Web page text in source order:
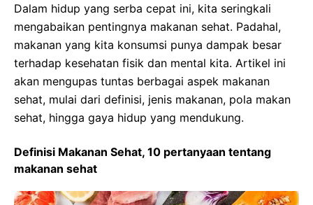
Dalam hidup yang serba cepat ini, kita seringkali
mengabaikan pentingnya makanan sehat. Padahal,
makanan yang kita konsumsi punya dampak besar
terhadap kesehatan fisik dan mental kita. Artikel ini
akan mengupas tuntas berbagai aspek makanan
sehat, mulai dari definisi, jenis makanan, pola makan
sehat, hingga gaya hidup yang mendukung.
Definisi Makanan Sehat, 10 pertanyaan tentang
makanan sehat